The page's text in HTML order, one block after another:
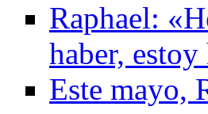
Raphael:
haber,
Este mayo,